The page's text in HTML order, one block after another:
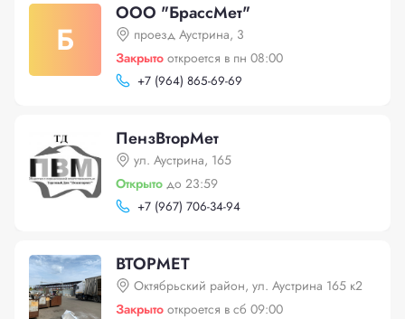
Б
ООО "БрассМет"
проезд Аустрина, 3
Закрыто откроется в пн 08:00
+7 (964) 865-69-69
ПензВторМет
ул. Аустрина, 165
Открыто до 23:59
+7 (967) 706-34-94
ВТОРМЕТ
Октябрьский район, ул. Аустрина 165 к2
Закрыто откроется в сб 09:00